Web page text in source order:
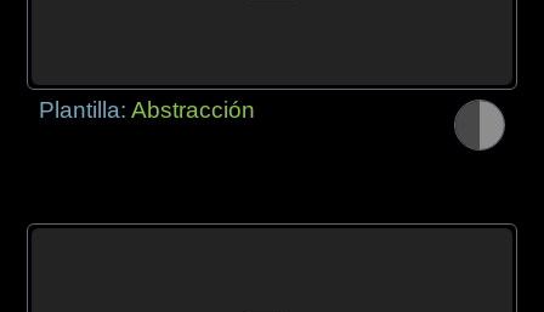
Plantilla:Abstracción